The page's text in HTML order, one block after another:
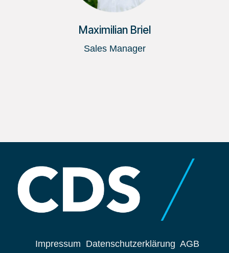
Maximilian Briel
Sales Manager
Impressum Datenschutzerklärung AGB